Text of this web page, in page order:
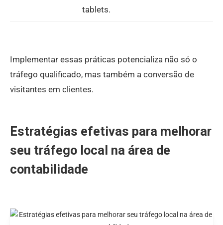
tablets.
Implementar essas práticas potencializa não só o
tráfego qualificado, mas também a conversão de
visitantes em clientes.
Estratégias efetivas para melhorar
seu tráfego local na área de
contabilidade